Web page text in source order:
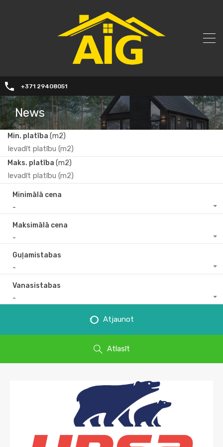
+371 29408051
News
Min. platība (m2)
Maks. platība (m2)
Minimālā cena
-
Maksimālā cena
-
Guļamistabas
-
Vanasistabas
-
Atjaunot
Atlasīt